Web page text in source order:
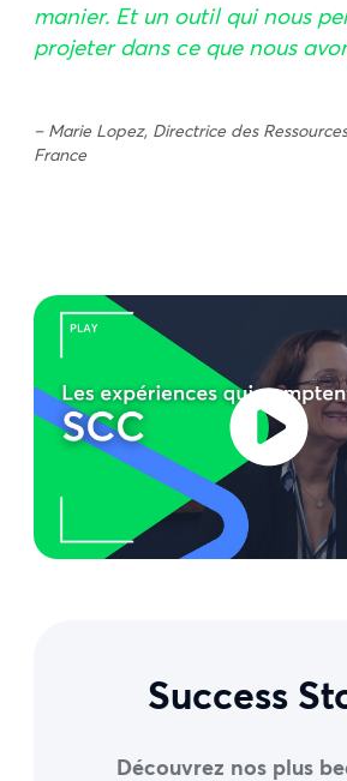
manier. Et un outil qui nous
projeter dans ce que nous
– Marie Lopez, Directrice des
France
Success
Découvrez nos plus